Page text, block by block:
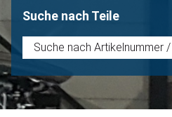
Suche nach Teile